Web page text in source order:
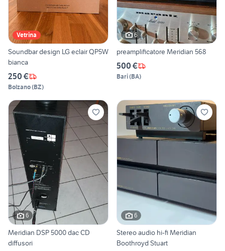
Vetrina
Soundbar design LG eclair QP5W
bianca
250 €
Bolzano(BZ)
6
preamplificatore Meridian 568
500 €
Bari(BA)
6
Meridian DSP 5000 dac CD
diffusori
6
Stereo audio hi-fi Meridian
Boothroyd Stuart